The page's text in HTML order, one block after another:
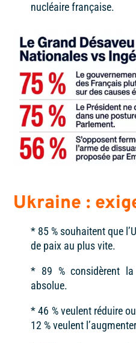
nucléaire française.
Ukraine :
* 85 % souhaitent que
de paix au plus vite.
* 89 %considèrent la
absolue.
* 46 %veulent réduire
12 % veulent